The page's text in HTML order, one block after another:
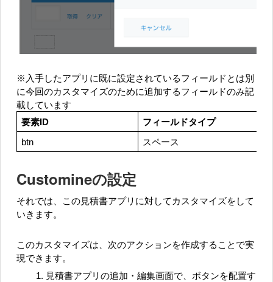
※入手したアプリに既に設定されているフィールドとは別
に今回のカスタマイズのために追加するフィールドのみ記
載しています
要素ID
フィールドタイプ
btn スペース
Customineの設定
それでは、この見積書アプリに対してカスタマイズをして
いきます。
このカスタマイズは、次のアクションを作成することで実
現できます。
見積書アプリの追加・編集画面で、ボタンを配置す